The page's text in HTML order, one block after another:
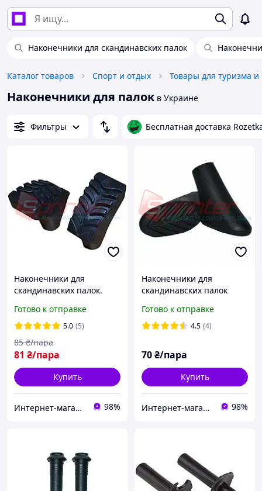
Наконечники для скандинавских палок
Каталог товаров Спорт и отдых Товары для туризма
Наконечники для палок в Украине
Фильтры Бесплатная доставка
Наконечники для
скандинавских палок.
Готово к отправке
5.0 (5)
81 ₴/пара
85 ₴/пара
Купить
Интернет-магазин спорттоваров "SprinterSport” 98%
Наконечники для
скандинавских палок
Готово к отправке
4.5 (4)
70₴/пара
Купить
Интернет-магазин спорттоваров "SprinterSport” 98%